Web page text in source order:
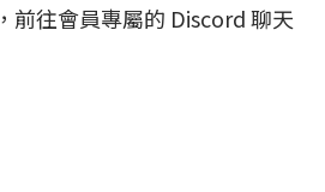
，前往會員專屬的 Discord 聊天